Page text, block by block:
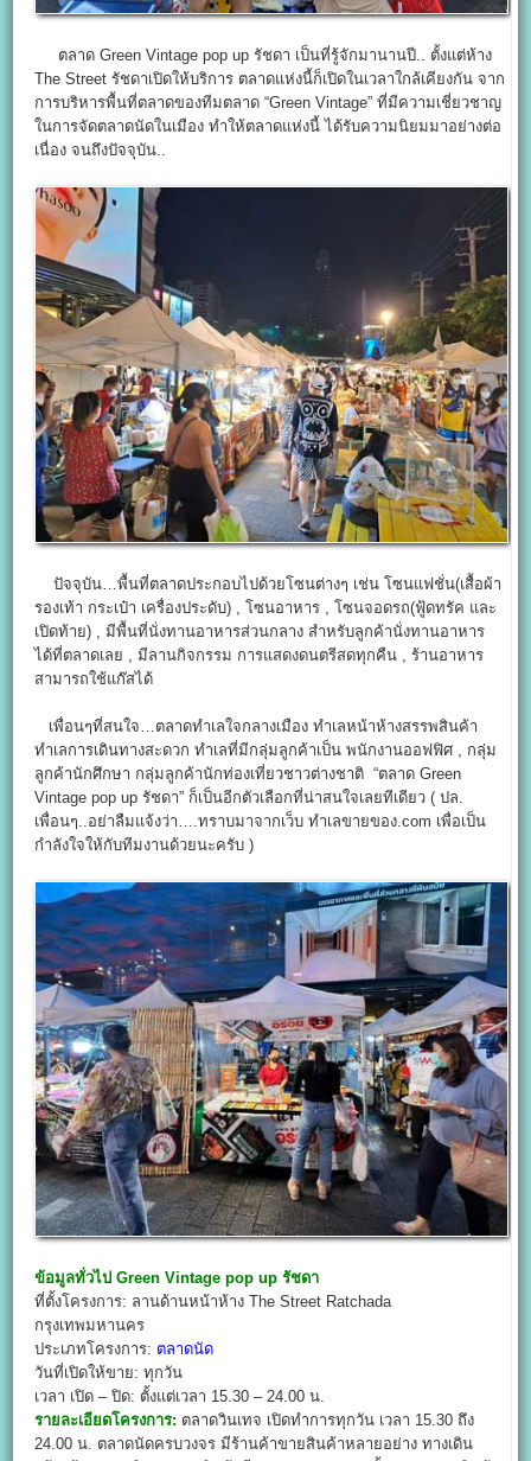
ตลาด Green Vintage pop up รัชดา เป็นที่รู้จักมานานปี.. ตั้งแต่ห้าง
The Street รัชดาเปิดให้บริการ ตลาดแห่งนี้ก็เปิดในเวลาใกล้เคียงกัน จาก
การบริหารพื้นที่ตลาดของทีมตลาด “Green Vintage” ที่มีความเชี่ยวชาญ
ในการจัดตลาดนัดในเมือง ทำให้ตลาดแห่งนี้ ได้รับความนิยมมาอย่างต่อ
เนื่อง จนถึงปัจจุบัน..
ปัจจุบัน…พื้นที่ตลาดประกอบไปด้วยโซนต่างๆ เช่น โซนแฟชั่น(เสื้อผ้า
รองเท้า กระเป๋า เครื่องประดับ) , โซนอาหาร , โซนจอดรถ(ฟู้ดทรัค และ
เปิดท้าย) , มีพื้นที่นั่งทานอาหารส่วนกลาง สำหรับลูกค้านั่งทานอาหาร
ได้ที่ตลาดเลย , มีลานกิจกรรม การแสดงดนตรีสดทุกคืน , ร้านอาหาร
สามารถใช้แก๊สได้
เพื่อนๆที่สนใจ…ตลาดทำเลใจกลางเมือง ทำเลหน้าห้างสรรพสินค้า
ทำเลการเดินทางสะดวก ทำเลที่มีกลุ่มลูกค้าเป็น พนักงานออฟฟิศ , กลุ่ม
ลูกค้านักศึกษา กลุ่มลูกค้านักท่องเที่ยวชาวต่างชาติ “ตลาด Green
Vintage pop up รัชดา” ก็เป็นอีกตัวเลือกที่น่าสนใจเลยทีเดียว ( ปล.
เพื่อนๆ..อย่าลืมแจ้งว่า….ทราบมาจากเว็บ ทำเลขายของ.com เพื่อเป็น
กำลังใจให้กับทีมงานด้วยนะครับ )
ข้อมูลทั่วไป Green Vintage pop upรัชดา
ที่ตั้งโครงการ: ลานด้านหน้าห้าง The Street Ratchada
กรุงเทพมหานคร
ประเภทโครงการ: ตลาดนัด
วันที่เปิดให้ขาย: ทุกวัน
เวลา เปิด – ปิด: ตั้งแต่เวลา 15.30 – 24.00 น.
รายละเอียดโครงการ: ตลาดวินเทจ เปิดทำการทุกวัน เวลา 15.30 ถึง
24.00 น. ตลาดนัดครบวงจร มีร้านค้าขายสินค้าหลายอย่าง ทางเดิน